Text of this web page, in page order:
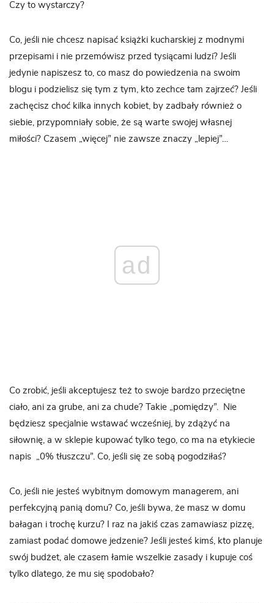
Czy to wystarczy?
Co, jeśli nie chcesz napisać książki kucharskiej z modnymi
przepisami i nie przemówisz przed tysiącami ludzi? Jeśli
jedynie napiszesz to, co masz do powiedzenia na swoim
blogu i podzielisz się tym z tym, kto zechce tam zajrzeć? Jeśli
zachęcisz choć kilka innych kobiet, by zadbały również o
siebie, przypomniały sobie, że są warte swojej własnej
miłości? Czasem „więcej” nie zawsze znaczy „lepiej”…
ad
Co zrobić, jeśli akceptujesz też to swoje bardzo przeciętne
ciało, ani za grube, ani za chude? Takie „pomiędzy”. Nie
będziesz specjalnie wstawać wcześniej, by zdążyć na
siłownię, a w sklepie kupować tylko tego, co ma na etykiecie
napis „0% tłuszczu”. Co, jeśli się ze sobą pogodziłaś?
Co, jeśli nie jesteś wybitnym domowym managerem, ani
perfekcyjną panią domu? Co, jeśli bywa, że masz w domu
bałagan i trochę kurzu? I raz na jakiś czas zamawiasz pizzę,
zamiast podać domowe jedzenie? Jeśli jesteś kimś, kto planuje
swój budżet, ale czasem łamie wszelkie zasady i kupuje coś
tylko dlatego, że mu się spodobało?